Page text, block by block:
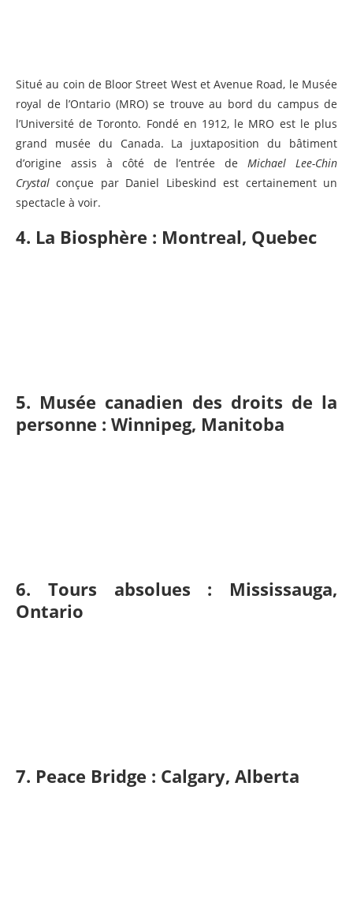
Situé au coin de Bloor Street West et Avenue Road, le Musée
royal de l’Ontario (MRO) se trouve au bord du campus de
l’Université de Toronto. Fondé en 1912, le MRO est le plus
grand musée du Canada. La juxtaposition du bâtiment
d’origine assis à côté de l’entrée deMichael Lee-Chin
Crystal conçue par Daniel Libeskind est certainement un
spectacle à voir.
4. La Biosphère : Montreal, Quebec
5. Musée canadien des droits de la
personne : Winnipeg, Manitoba
6. Tours absolues : Mississauga,
Ontario
7. Peace Bridge : Calgary, Alberta